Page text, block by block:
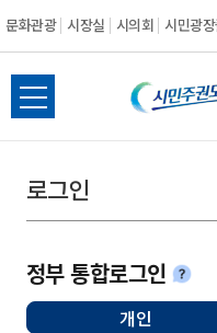
문화관광 시장실 시의회 시민광
전체메뉴 열기
로그인
정부 통합로그인안내
개인